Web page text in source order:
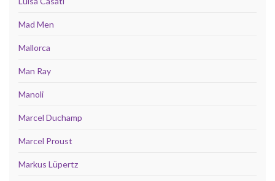
Mad Men
Mallorca
Man Ray
Manoli
Marcel Duchamp
Marcel Proust
Markus Lüpertz